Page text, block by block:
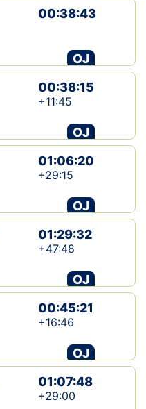
00:38:43
OJ
00:38:15
+11:45
OJ
01:06:20
+29:15
OJ
01:29:32
+47:48
OJ
00:45:21
+16:46
OJ
01:07:48
+29:00